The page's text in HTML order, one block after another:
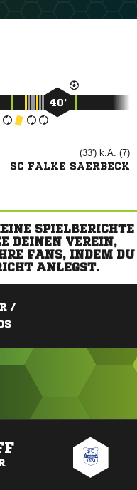
40’
(33') k.A. (7)
SC FALKE SAERBECK
SPIELBERICHTE
DEINEN VEREIN,
FANS, INDEM DU
ANLEGST.
/